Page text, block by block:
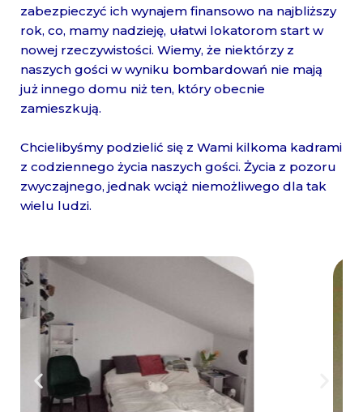
zabezpieczyć ich wynajem finansowo na najbliższy
rok, co, mamy nadzieję, ułatwi lokatorom start w
nowej rzeczywistości. Wiemy, że niektórzy z
naszych gości w wyniku bombardowań nie mają
już innego domu niż ten, który obecnie
zamieszkują.
Chcielibyśmy podzielić się z Wami kilkoma kadrami
z codziennego życia naszych gości. Życia z pozoru
zwyczajnego, jednak wciąż niemożliwego dla tak
wielu ludzi.